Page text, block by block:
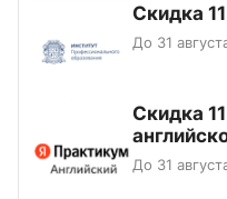
Скидка
До 31
Скидка
До 31